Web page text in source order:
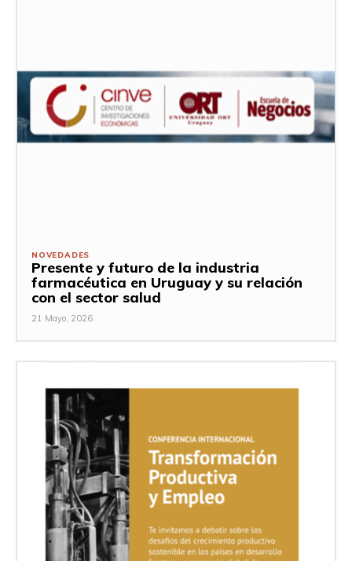
NOVEDADES
Presente y futuro de la industria
farmacéutica en Uruguay y su relación
con el sector salud
21 Mayo, 2026